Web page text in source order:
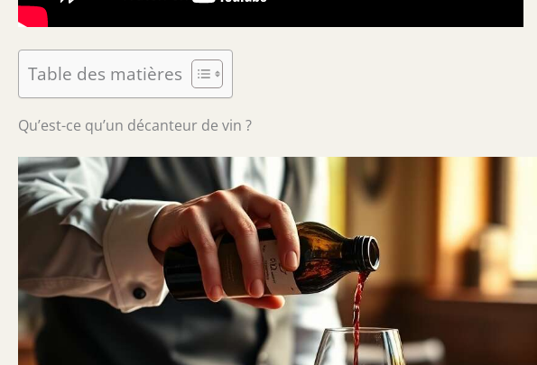
Table des matières
Qu’est-ce qu’un décanteur de vin ?